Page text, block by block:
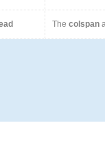
The colspan